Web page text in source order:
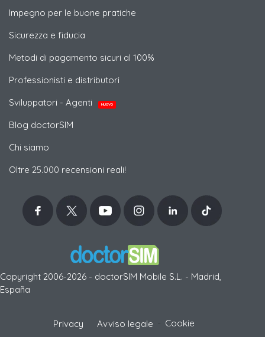
Impegno per le buone pratiche
Sicurezza e fiducia
Metodi di pagamento sicuri al 100%
Professionisti e distributori
Sviluppatori - Agenti
NUOVO
Blog doctorSIM
Chi siamo
Oltre 25.000 recensioni reali!
Copyright 2006-2026 - doctorSIM Mobile S.L. - Madrid,
España
Privacy Avviso legale Cookie